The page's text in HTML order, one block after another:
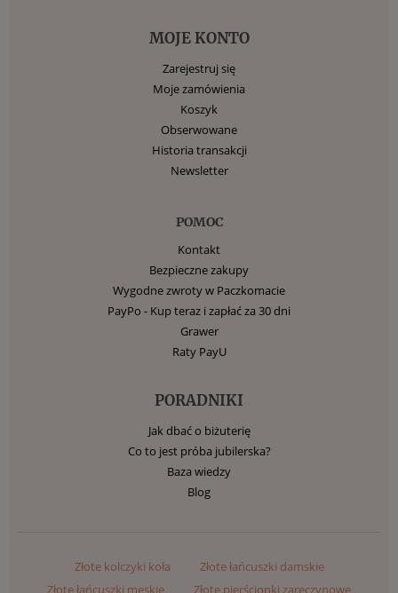
MOJE KONTO
Zarejestruj się
Moje zamówienia
Koszyk
Obserwowane
Historia transakcji
Newsletter
POMOC
Kontakt
Bezpieczne zakupy
Wygodne zwroty w Paczkomacie
PayPo - Kup teraz i zapłać za 30 dni
Grawer
Raty PayU
PORADNIKI
Jak dbać o biżuterię
Co to jest próba jubilerska?
Baza wiedzy
Blog
Złote kolczyki koła
Złote łańcuszki damskie
Złote łańcuszki męskie
Złote pierścionki zaręczynowe